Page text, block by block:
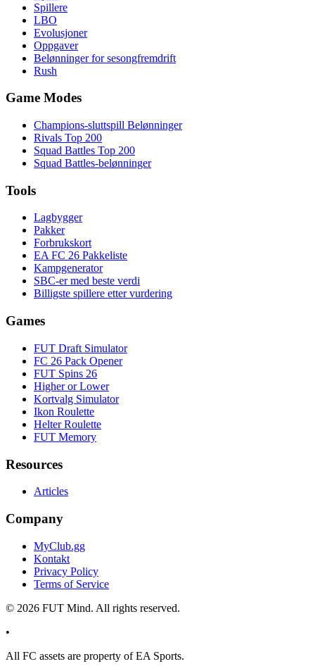
Spillere
LBO
Evolusjoner
Oppgaver
Belønninger for sesongfremdrift
Rush
Game Modes
Champions-sluttspill Belønninger
Rivals Top 200
Squad Battles Top 200
Squad Battles-belønninger
Tools
Lagbygger
Pakker
Forbrukskort
EA FC 26 Pakkeliste
Kampgenerator
SBC-er med beste verdi
Billigste spillere etter vurdering
Games
FUT Draft Simulator
FC 26 Pack Opener
FUT Spins 26
Higher or Lower
Kortvalg Simulator
Ikon Roulette
Helter Roulette
FUT Memory
Resources
Articles
Company
MyClub.gg
Kontakt
Privacy Policy
Terms of Service
© 2026 FUT Mind. All rights reserved.
•
All FC assets are property of EA Sports.